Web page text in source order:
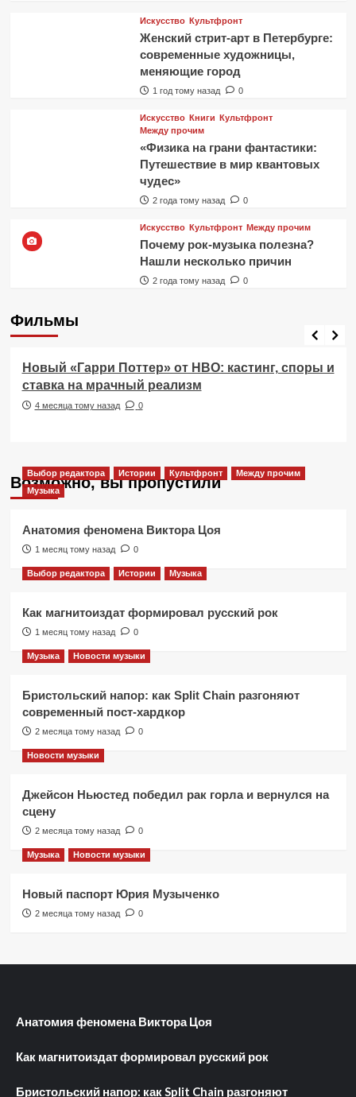
Искусство Культфронт
Женский стрит-арт в Петербурге:
современные художницы,
меняющие город
1 год тому назад 0
Искусство Книги Культфронт
Между прочим
«Физика на грани фантастики:
Путешествие в мир квантовых
чудес»
2 года тому назад 0
Искусство Культфронт Между прочим
Почему рок-музыка полезна?
Нашли несколько причин
2 года тому назад 0
Фильмы
Фильмы
Новый «Гарри Поттер» от HBO: кастинг, споры и
ставка на мрачный реализм
4 месяца тому назад 0
Возможно, вы пропустили
Выбор редактора Истории Культфронт
Между прочим
Музыка
Анатомия феномена Виктора Цоя
1 месяц тому назад 0
Выбор редактора Истории Музыка
Как магнитоиздат формировал русский рок
1 месяц тому назад 0
Музыка Новости музыки
Бристольский напор: как Split Chain разгоняют
современный пост-хардкор
2 месяца тому назад 0
Новости музыки
Джейсон Ньюстед победил рак горла и вернулся на
сцену
2 месяца тому назад 0
Музыка Новости музыки
Новый паспорт Юрия Музыченко
2 месяца тому назад 0
Анатомия феномена Виктора Цоя
Как магнитоиздат формировал русский рок
Бристольский напор: как Split Chain разгоняют